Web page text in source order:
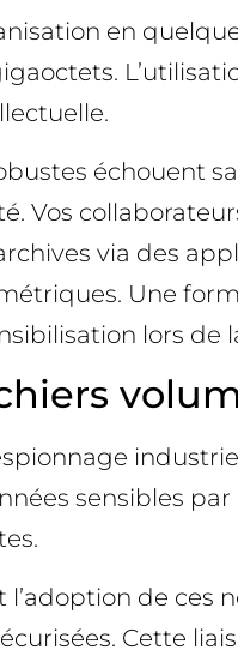
en
échouent
Vos
via des
Une
lors de
sensibles
de ces
Cette